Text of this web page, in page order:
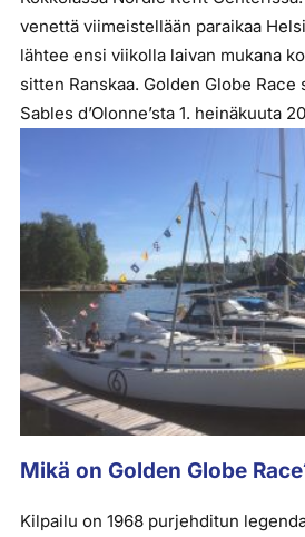
venettä viimeistellään paraikaa
lähtee ensi viikolla laivan mukana
sitten Ranskaa. Golden Globe Race
Sables d’Olonne’sta 1. heinäkuuta
Mikä on Golden Globe
Kilpailu on 1968 purjehditun